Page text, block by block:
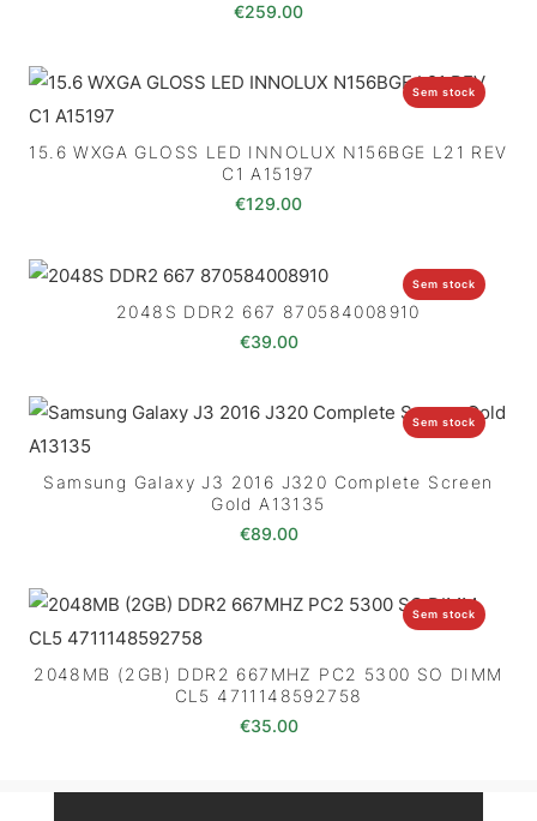
€259.00
Sem stock
15.6 WXGA GLOSS LED INNOLUX N156BGE L21 REV
C1 A15197
€129.00
Sem stock
2048S DDR2 667 870584008910
€39.00
Sem stock
Samsung Galaxy J3 2016 J320 Complete Screen
Gold A13135
€89.00
Sem stock
2048MB (2GB) DDR2 667MHZ PC2 5300 SO DIMM
CL5 4711148592758
€35.00